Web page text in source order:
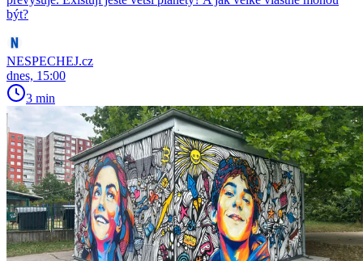
být?
NESPECHEJ.cz
dnes, 15:00
3 min